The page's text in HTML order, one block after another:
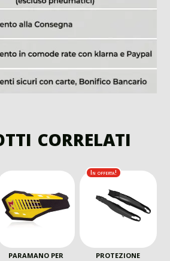
correlati
PARAMANO PER
In offerta!
PROTEZIONE